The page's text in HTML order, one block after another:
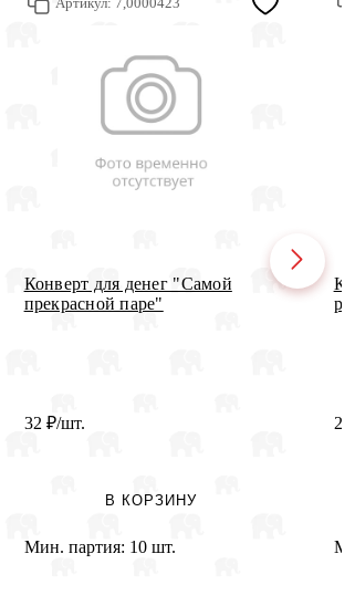
Конверт для денег "Самой
прекрасной паре"
32 ₽/шт.
В КОРЗИНУ
Мин. партия: 10 шт.